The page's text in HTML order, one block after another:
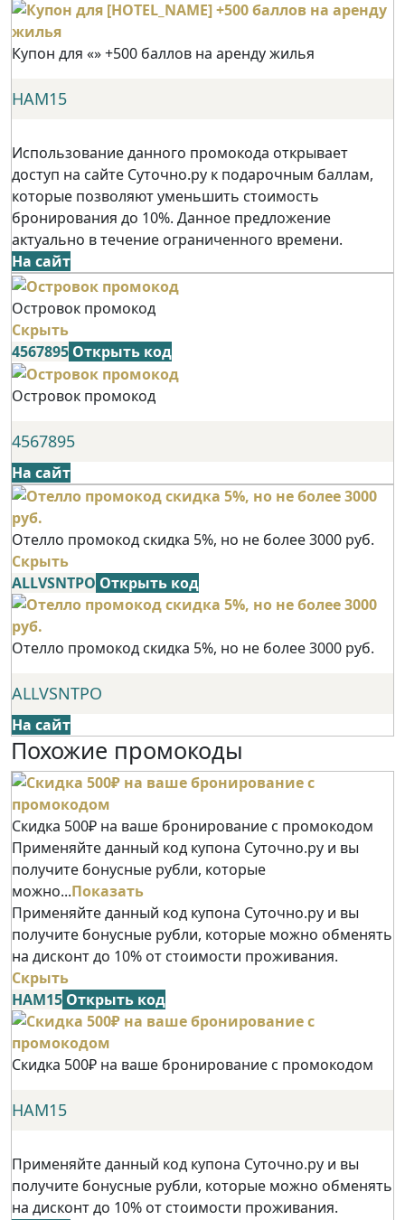
Купон для «» +500 баллов на аренду жилья
НАМ15
Использование данного промокода открывает
доступ на сайте Суточно.ру к подарочным баллам,
которые позволяют уменьшить стоимость
бронирования до 10%. Данное предложение
актуально в течение ограниченного времени.
На сайт
Островок промокод
Скрыть
4567895 Открыть код
Островок промокод
4567895
На сайт
Отелло промокод скидка 5%, но не более 3000 руб.
Скрыть
ALLVSNTPO Открыть код
Отелло промокод скидка 5%, но не более 3000 руб.
ALLVSNTPO
На сайт
Похожие промокоды
Скидка 500₽ на ваше бронирование с промокодом
Применяйте данный код купона Суточно.ру и вы
получите бонусные рубли, которые
можно...Показать
Применяйте данный код купона Суточно.ру и вы
получите бонусные рубли, которые можно обменять
на дисконт до 10% от стоимости проживания.
Скрыть
НАМ15 Открыть код
Скидка 500₽ на ваше бронирование с промокодом
НАМ15
Применяйте данный код купона Суточно.ру и вы
получите бонусные рубли, которые можно обменять
на дисконт до 10% от стоимости проживания.